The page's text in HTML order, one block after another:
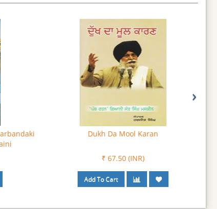
Dukh Da Mool Karan
₹ 67.50 (INR)
›